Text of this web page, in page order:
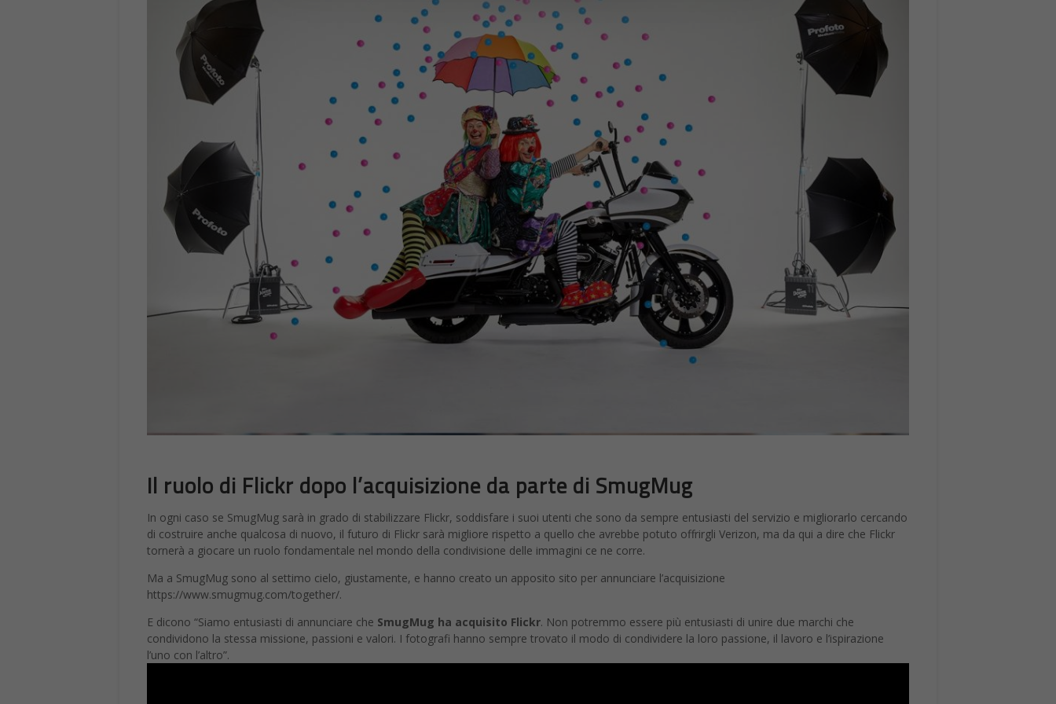
Il ruolo di Flickr dopo l’acquisizione da parte di SmugMug
In ogni caso se SmugMug sarà in grado di stabilizzare Flickr, soddisfare i suoi utenti che sono da sempre entusiasti del servizio e migliorarlo cercando
di costruire anche qualcosa di nuovo, il futuro di Flickr sarà migliore rispetto a quello che avrebbe potuto offrirgli Verizon, ma da qui a dire che Flickr
tornerà a giocare un ruolo fondamentale nel mondo della condivisione delle immagini ce ne corre.
Ma a SmugMug sono al settimo cielo, giustamente, e hanno creato un apposito sito per annunciare l’acquisizione
https://www.smugmug.com/together/.
E dicono “Siamo entusiasti di annunciare che SmugMug ha acquisito Flickr. Non potremmo essere più entusiasti di unire due marchi che
condividono la stessa missione, passioni e valori. I fotografi hanno sempre trovato il modo di condividere la loro passione, il lavoro e l’ispirazione
l’uno con l’altro”.